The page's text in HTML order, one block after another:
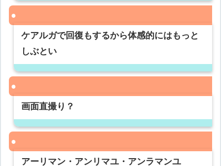
ケアルガで回復もするから体感的にはもっと
しぶとい
画面直撮り？
アーリマン・アンリマユ・アンラマンユ